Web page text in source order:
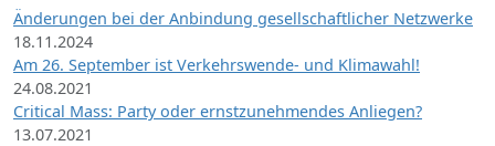
Änderungen bei der Anbindung gesellschaftlicher Netzwerke
18.11.2024
Am 26. September ist Verkehrswende- und Klimawahl!
24.08.2021
Critical Mass: Party oder ernstzunehmendes Anliegen?
13.07.2021